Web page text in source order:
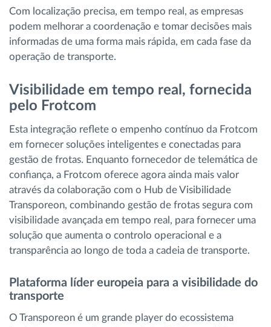
Com localização precisa, em tempo real, as empresas
podem melhorar a coordenação e tomar decisões mais
informadas de uma forma mais rápida, em cada fase da
operação de transporte.
Visibilidade em tempo real, fornecida
pelo Frotcom
Esta integração reflete o empenho contínuo da Frotcom
em fornecer soluções inteligentes e conectadas para
gestão de frotas. Enquanto fornecedor de telemática de
confiança, a Frotcom oferece agora ainda mais valor
através da colaboração com o Hub de Visibilidade
Transporeon, combinando gestão de frotas segura com
visibilidade avançada em tempo real, para fornecer uma
solução que aumenta o controlo operacional e a
transparência ao longo de toda a cadeia de transporte.
Plataforma líder europeia para a visibilidade do
transporte
O Transporeon é um grande player do ecossistema